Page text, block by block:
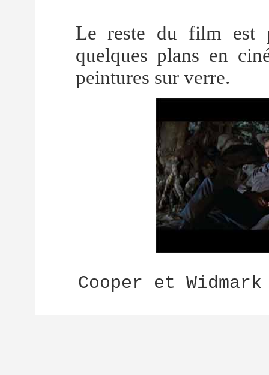
Le reste du film est
quelques plans en
peintures sur verre.
Cooper et